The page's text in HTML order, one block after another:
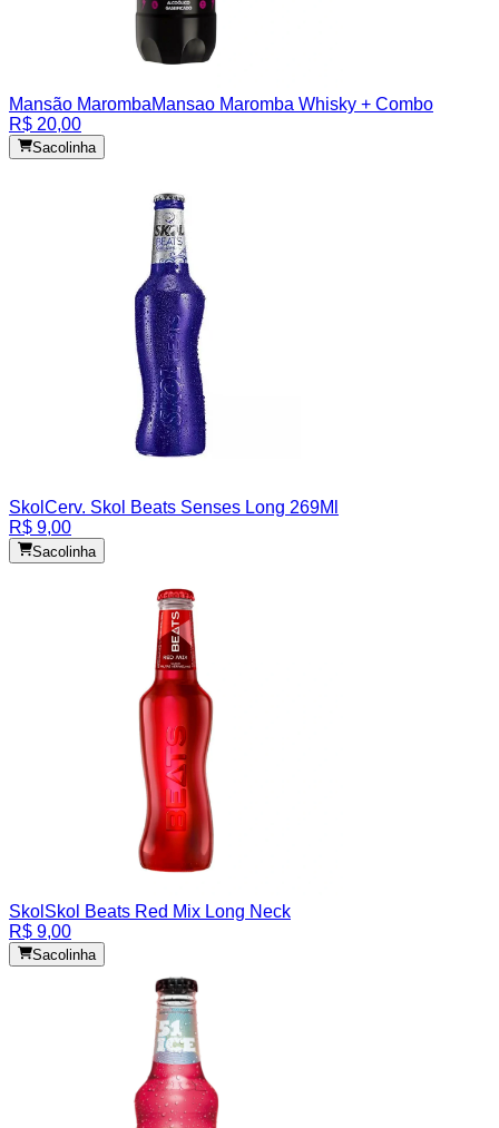
Mansão MarombaMansao Maromba Whisky + Combo
R$ 20,00
Sacolinha
Skol Cerv. Skol Beats Senses Long 269Ml
R$ 9,00
Sacolinha
Skol Skol Beats Red Mix Long Neck
R$ 9,00
Sacolinha